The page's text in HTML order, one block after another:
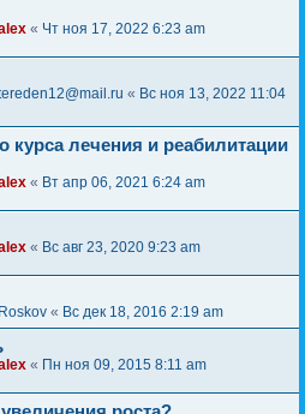
« Чт ноя 17, 2022 6:23 am
« Вс ноя 13, 2022 11:04
курса лечения и реабилитации
« Вт апр 06, 2021 6:24 am
« Вс авг 23, 2020 9:23 am
Roskov « Вс дек 18, 2016 2:19 am
« Пн ноя 09, 2015 8:11 am